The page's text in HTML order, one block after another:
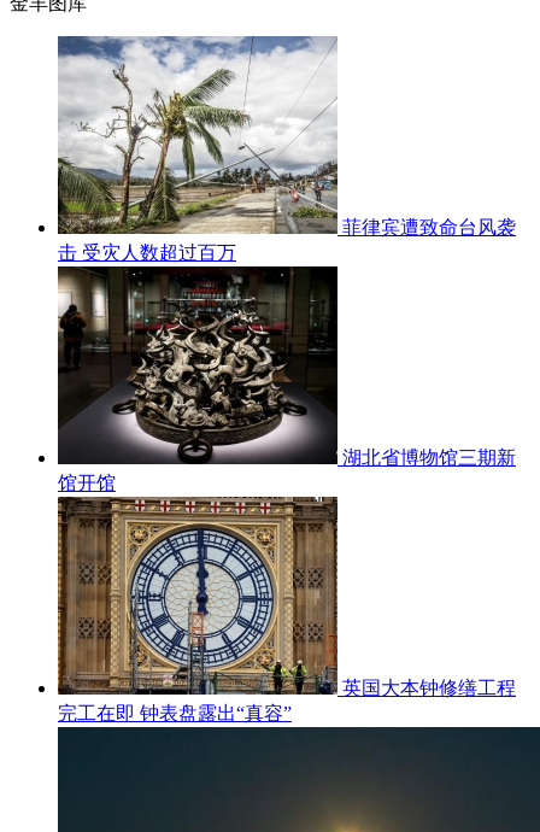
菲律宾遭致命台风袭
击 受灾人数超过百万
湖北省博物馆三期新
馆开馆
英国大本钟修缮工程
完工在即 钟表盘露出“真容”